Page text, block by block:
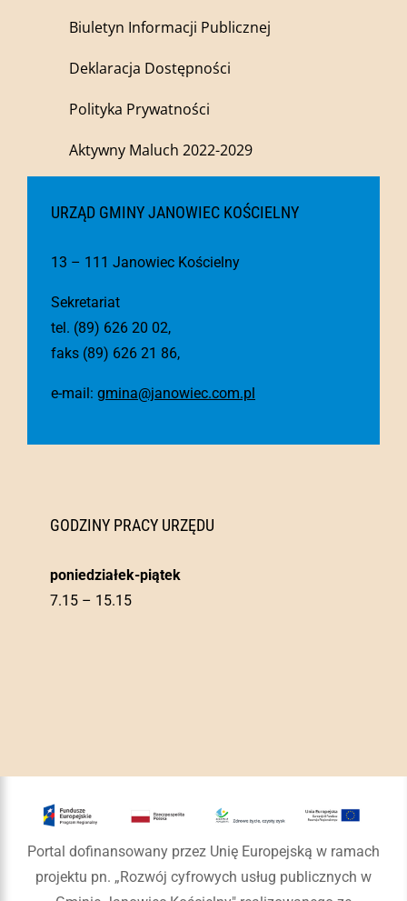
Biuletyn Informacji Publicznej
Deklaracja Dostępności
Polityka Prywatności
Aktywny Maluch 2022-2029
URZĄD GMINY JANOWIEC KOŚCIELNY
13 – 111 Janowiec Kościelny
Sekretariat
tel. (89) 626 20 02,
faks (89) 626 21 86,
e-mail: gmina@janowiec.com.pl
GODZINY PRACY URZĘDU
poniedziałek-piątek
7.15 – 15.15
Portal dofinansowany przez Unię Europejską w ramach
projektu pn. „Rozwój cyfrowych usług publicznych w